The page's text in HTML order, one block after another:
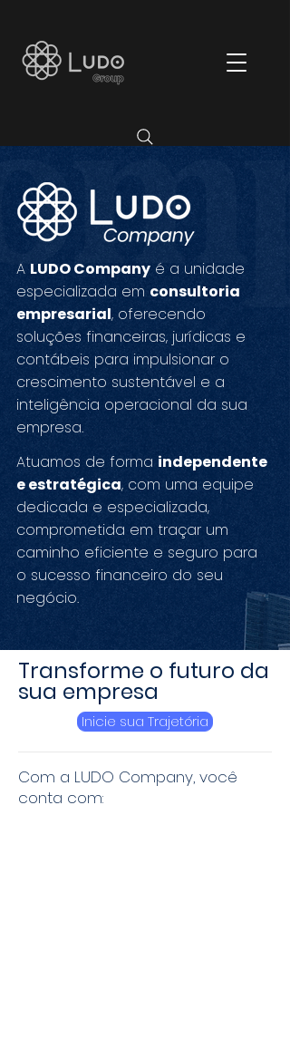
ALUDO Company é a unidade
especializada em consultoria
empresarial, oferecendo
soluções financeiras, jurídicas e
contábeis para impulsionar o
crescimento sustentável e a
inteligência operacional da sua
empresa.
Atuamos de forma independente
e estratégica, com uma equipe
dedicada e especializada,
comprometida em traçar um
caminho eficiente e seguro para
o sucesso financeiro do seu
negócio.
Transforme o futuro da
sua empresa
Inicie sua Trajetória
Com a LUDO Company, você
conta com: